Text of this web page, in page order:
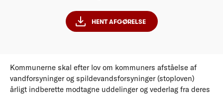
HENT AFGØRELSE
Kommunerne skal efter lov om kommuners afståelse af
vandforsyninger og spildevandsforsyninger (stoploven)
årligt indberette modtagne uddelinger og vederlag fra deres